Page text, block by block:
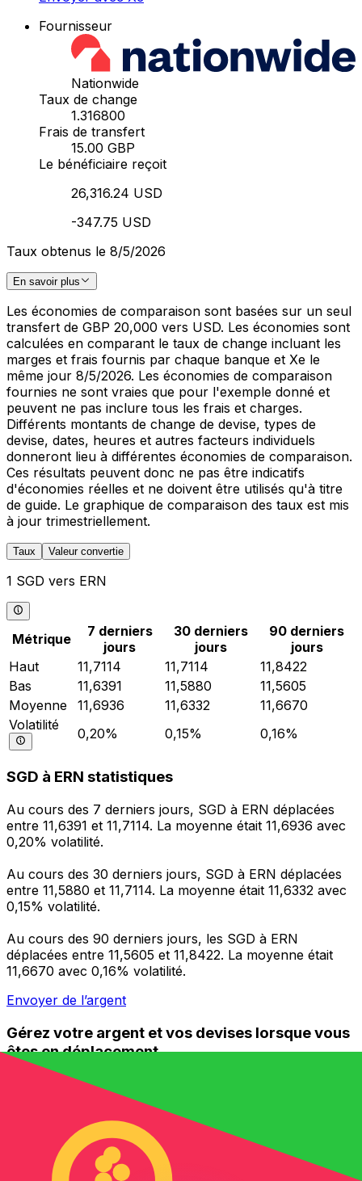
Fournisseur
Nationwide
Taux de change
1.316800
Frais de transfert
15.00 GBP
Le bénéficiaire reçoit
26,316.24 USD
-347.75 USD
Taux obtenus le 8/5/2026
En savoir plus
Les économies de comparaison sont basées sur un seul
transfert de GBP 20,000 vers USD. Les économies sont
calculées en comparant le taux de change incluant les
marges et frais fournis par chaque banque et Xe le
même jour 8/5/2026. Les économies de comparaison
fournies ne sont vraies que pour l'exemple donné et
peuvent ne pas inclure tous les frais et charges.
Différents montants de change de devise, types de
devise, dates, heures et autres facteurs individuels
donneront lieu à différentes économies de comparaison.
Ces résultats peuvent donc ne pas être indicatifs
d'économies réelles et ne doivent être utilisés qu'à titre
de guide. Le graphique de comparaison des taux est mis
à jour trimestriellement.
Taux Valeur convertie
1 SGD vers ERN
Métrique
7 derniers
jours
30 derniers
jours
90 derniers
jours
Haut
11,7114 11,7114
11,8422
Bas
11,6391 11,5880
11,5605
Moyenne
11,6936 11,6332
11,6670
Volatilité
0,20% 0,15% 0,16%
SGD à ERN statistiques
Au cours des 7 derniers jours, SGD à ERN déplacées
entre 11,6391 et 11,7114. La moyenne était 11,6936 avec
0,20% volatilité.
Au cours des 30 derniers jours, SGD à ERN déplacées
entre 11,5880 et 11,7114. La moyenne était 11,6332 avec
0,15% volatilité.
Au cours des 90 derniers jours, les SGD à ERN
déplacées entre 11,5605 et 11,8422. La moyenne était
11,6670 avec 0,16% volatilité.
Envoyer de l’argent
Gérez votre argent et vos devises lorsque vous
êtes en déplacement
L'application Xe réunit toutes les fonctionnalités
nécessaires pour vos transferts d'argent internationaux
et la gestion de vos devises. Convertissez des devises,
programmez des alertes de taux et transférez de
l'argent à l'étranger sans frais cachés. Téléchargez
l'application dès aujourd'hui !